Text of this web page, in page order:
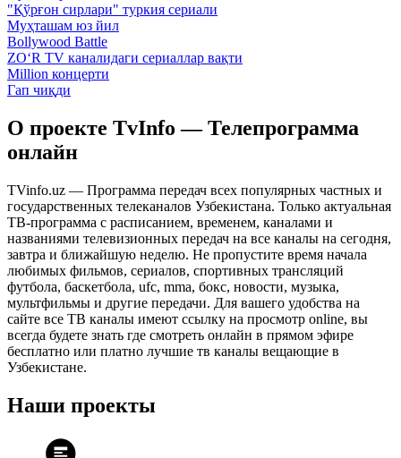
"Қўрғон сирлари" туркия сериали
Муҳташам юз йил
Bollywood Battle
ZO‘R TV каналидаги сериаллар вақти
Million концерти
Гап чиқди
О проекте TvInfo — Телепрограмма
онлайн
TVinfo.uz — Программа передач всех популярных частных и
государственных телеканалов Узбекистана. Только актуальная
ТВ-программа с расписанием, временем, каналами и
названиями телевизионных передач на все каналы на сегодня,
завтра и ближайшую неделю. Не пропустите время начала
любимых фильмов, сериалов, спортивных трансляций
футбола, баскетбола, ufc, mma, бокс, новости, музыка,
мультфильмы и другие передачи. Для вашего удобства на
сайте все ТВ каналы имеют ссылку на просмотр online, вы
всегда будете знать где смотреть онлайн в прямом эфире
бесплатно или платно лучшие тв каналы вещающие в
Узбекистане.
Наши проекты